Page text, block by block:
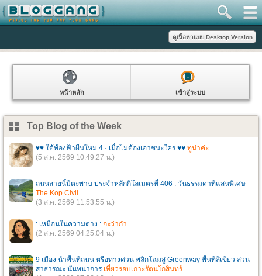
หน้าหลัก เข้าสู่ระบบ
Top Blog of the Week
♥♥ ใต้ท้องฟ้าผืนใหม่ 4 · เมื่อไม่ต้องเอาชนะใคร ♥♥ ทูน่าค่ะ
(5 ส.ค. 2569 10:49:27 น.)
ถนนสายนี้มีตะพาบ ประจำหลักกิโลเมตรที่ 406 : วันธรรมดาที่แสนพิเศษ
The Kop Civil
(3 ส.ค. 2569 11:53:55 น.)
: เหมือนในความต่าง : กะว่าก๋า
(2 ส.ค. 2569 04:25:04 น.)
9 เมือง นำพื้นที่ถนน หรือทางด่วน พลิกโฉมสู่ Greenway พื้นที่สีเขียว สวน
สาธารณะ นันทนาการ เที่ยวรอบเกาะรัตนโกสินทร์